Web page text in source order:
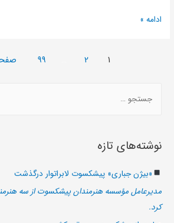
ادامه »
1
2
99
نوشته‌های تازه
«بیژن جباری» پیشکسوت لابراتوار درگذشت
مدیرعامل مؤسسه هنرمندان پیشکسوت از سه
کرد.